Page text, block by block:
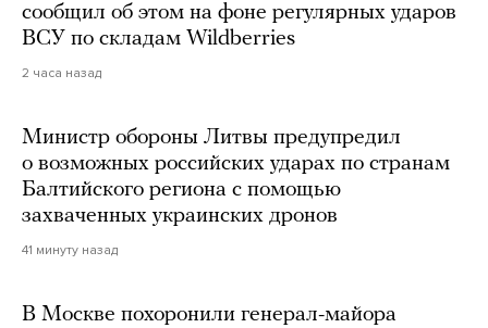
сообщил об этом на фоне регулярных ударов
ВСУ по складам Wildberries
2 часа назад
Министр обороны Литвы предупредил
о возможных российских ударах по странам
Балтийского региона с помощью
захваченных украинских дронов
41 минуту назад
В Москве похоронили генерал-майора